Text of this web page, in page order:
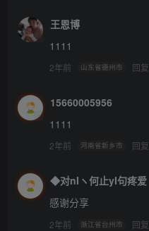
王恩博
1111
2年前 山东省德州市 回复
15660005956
1111
2年前 河南省新乡市 回复
◆对nIヽ何止yI句疼爱
感谢分享
2年前 浙江省台州市 回复